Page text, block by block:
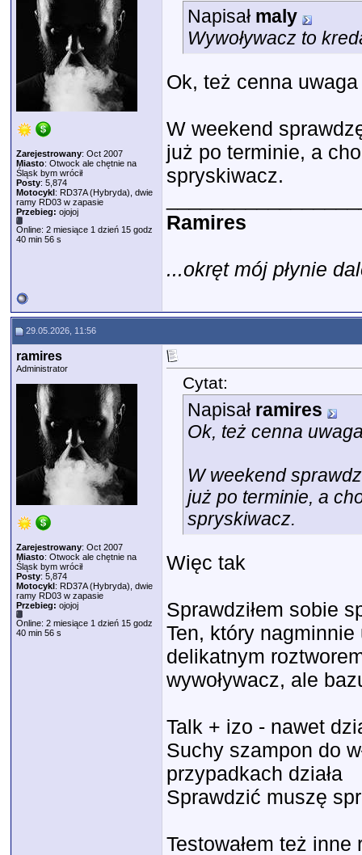
Zarejestrowany: Oct 2007
Miasto: Otwock ale chętnie na
Śląsk bym wrócił
Posty: 5,874
Motocykl: RD37A (Hybryda), dwie
ramy RD03 w zapasie
Przebieg: ojojoj
Online: 2 miesiące 1 dzień 15 godz
40 min 56 s
Napisał maly
Wywoływacz to
Ok, też cenna
W weekend
już po terminie, a
spryskiwacz.
Ramires
...okręt mój płynie
29.05.2026, 11:56
ramires
Administrator
Zarejestrowany: Oct 2007
Miasto: Otwock ale chętnie na
Śląsk bym wrócił
Posty: 5,874
Motocykl: RD37A (Hybryda), dwie
ramy RD03 w zapasie
Przebieg: ojojoj
Online: 2 miesiące 1 dzień 15 godz
40 min 56 s
Cytat:
Napisał ramires
Ok, też cenna
W weekend
już po terminie, a
spryskiwacz.
Więc tak
Sprawdziłem sobie
Ten, który
delikatnym
wywoływacz, ale
Talk + izo - nawet
Suchy szampon do
przypadkach działa
Sprawdzić muszę
Testowałem też